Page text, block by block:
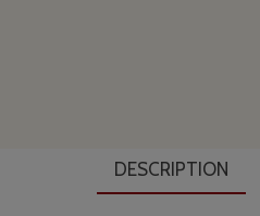
DESCRIPTION